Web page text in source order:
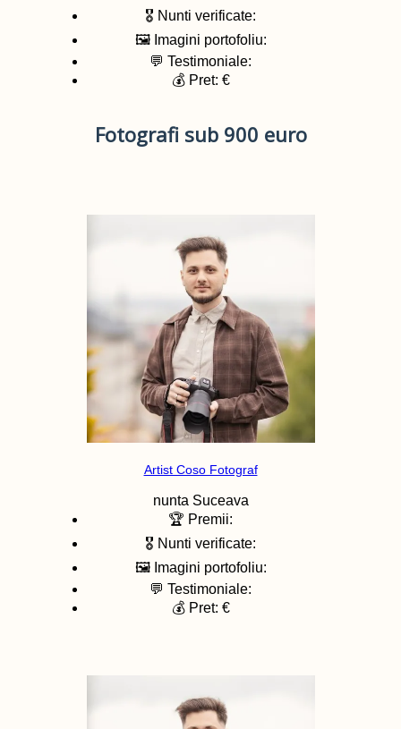
🎖️ Nunti verificate:
🖼️ Imagini portofoliu:
💬 Testimoniale:
💰 Pret: €
Fotografi sub 900 euro
Artist Coso Fotograf
nunta Suceava
🏆 Premii:
🎖️ Nunti verificate:
🖼️ Imagini portofoliu:
💬 Testimoniale:
💰 Pret: €